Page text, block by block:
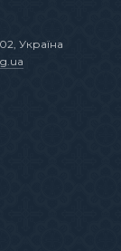
Україна